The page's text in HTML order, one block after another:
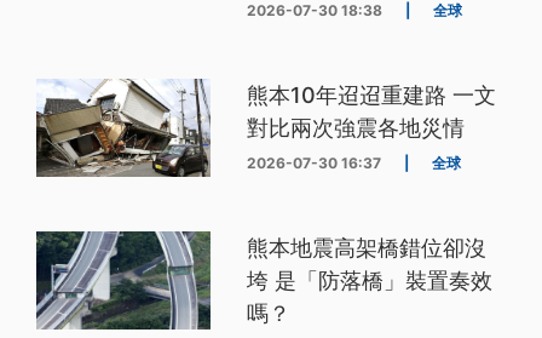
2026-07-30 18:38 全球
熊本10年迢迢重建路 一文
對比兩次強震各地災情
2026-07-30 16:37 全球
熊本地震高架橋錯位卻沒
垮 是「防落橋」裝置奏效
嗎？